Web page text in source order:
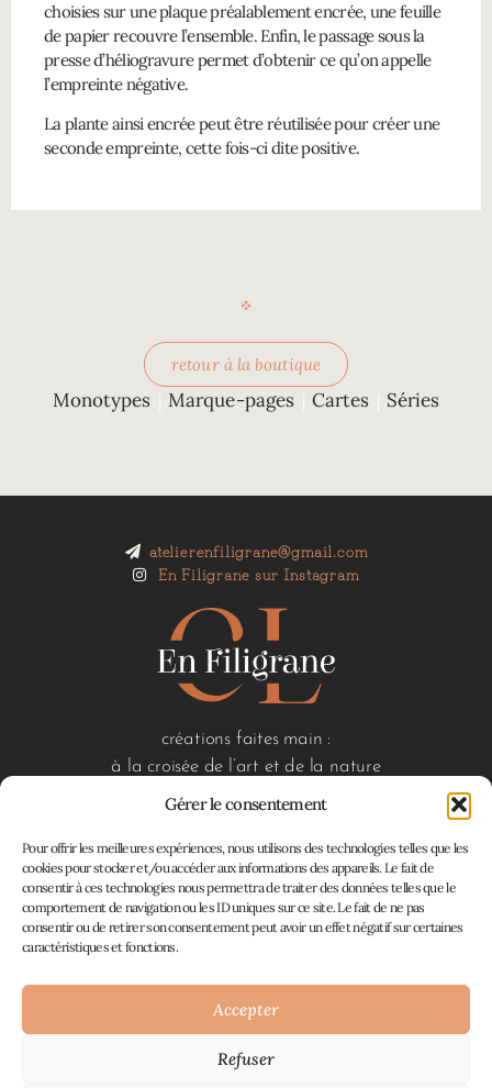
Gérer le consentement
Pour offrir les meilleures expériences, nous utilisons des technologies telles que les
cookies pour stocker et/ou accéder aux informations des appareils. Le fait de
consentir à ces technologies nous permettra de traiter des données telles que le
comportement de navigation ou les ID uniques sur ce site. Le fait de ne pas
consentir ou de retirer son consentement peut avoir un effet négatif sur certaines
caractéristiques et fonctions.
Accepter
Refuser
choisies sur une plaque préalablement encrée, une feuille
de papier recouvre l’ensemble. Enfin, le passage sous la
presse d’héliogravure permet d’obtenir ce qu’on appelle
l’empreinte négative.
La plante ainsi encrée peut être réutilisée pour créer une
seconde empreinte, cette fois-ci dite positive.
retour à la boutique
Monotypes Marque-pages Cartes Séries
atelierenfiligrane@gmail.com
En Filigrane sur Instagram
créations faites main :
à la croisée de l’art et de la nature
liens utiles
accueil
boutique
mon panier
Atelier En Filigrane © 2026